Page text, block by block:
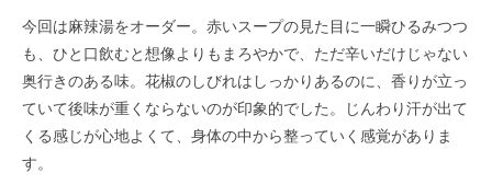
今回は麻辣湯をオーダー。赤いスープの見た目に一瞬ひるみつつ
も、ひと口飲むと想像よりもまろやかで、ただ辛いだけじゃない
奥行きのある味。花椒のしびれはしっかりあるのに、香りが立っ
ていて後味が重くならないのが印象的でした。じんわり汗が出て
くる感じが心地よくて、身体の中から整っていく感覚がありま
す。